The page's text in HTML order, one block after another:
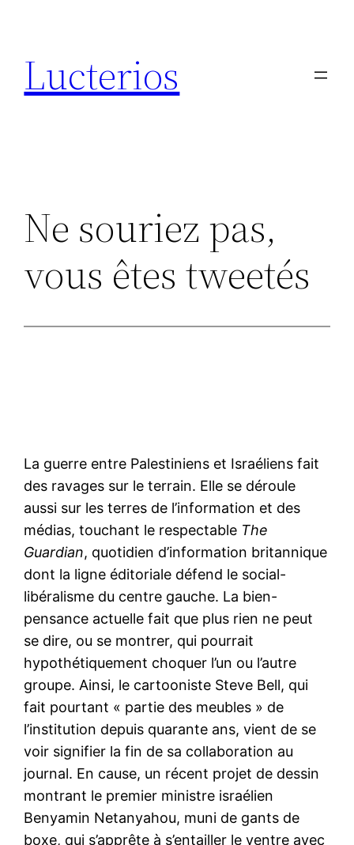
contenu
Lucterios
Ne souriez pas,
vous êtes tweetés
La guerre entre Palestiniens et Israéliens fait
des ravages sur le terrain. Elle se déroule
aussi sur les terres de l’information et des
médias, touchant le respectable The
Guardian, quotidien d’information britannique
dont la ligne éditoriale défend le social-
libéralisme du centre gauche. La bien-
pensance actuelle fait que plus rien ne peut
se dire, ou se montrer, qui pourrait
hypothétiquement choquer l’un ou l’autre
groupe. Ainsi, le cartooniste Steve Bell, qui
fait pourtant « partie des meubles » de
l’institution depuis quarante ans, vient de se
voir signifier la fin de sa collaboration au
journal. En cause, un récent projet de dessin
montrant le premier ministre israélien
Benyamin Netanyahou, muni de gants de
boxe, qui s’apprête à s’entailler le ventre avec